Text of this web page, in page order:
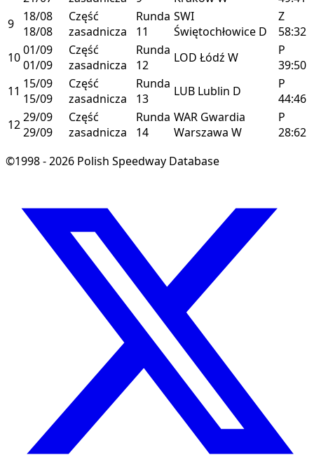
9
18/08
18/08
Część
zasadnicza
Runda
11
SWI
Świętochłowice D
Z
58:32
1001/09
01/09
Część
zasadnicza
Runda
12
LOD Łódź W
P
39:50
11 15/09
15/09
Część
zasadnicza
Runda
13
LUB Lublin D
P
44:46
1229/09
29/09
Część
zasadnicza
Runda
14
WAR Gwardia
Warszawa W
P
28:62
©1998 - 2026 Polish Speedway Database